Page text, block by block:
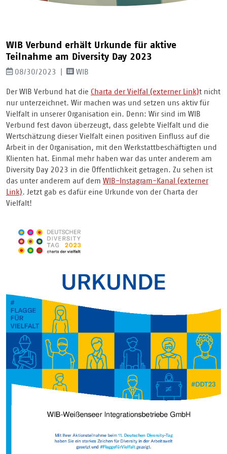
WIB Verbund erhält Urkunde für aktive
Teilnahme am Diversity Day 2023
08/30/2023 WIB
Der WIB Verbund hat die Charta der Vielfal
t nicht
nur unterzeichnet. Wir machen was und setzen uns aktiv für
Vielfalt in unserer Organisation ein. Denn: Wir sind im WIB
Verbund fest davon überzeugt, dass gelebte Vielfalt und die
Wertschätzung dieser Vielfalt einen positiven Einfluss auf die
Arbeit in der Organisation, mit den Werkstattbeschäftigten und
Klienten hat. Einmal mehr haben war das unter anderem am
Diversity Day 2023 in die Öffentlichkeit getragen. Zu sehen ist
das unter anderem auf dem WIB-Instagram-Kanal
. Jetzt gab es dafür eine Urkunde von der Charta der
Vielfalt!